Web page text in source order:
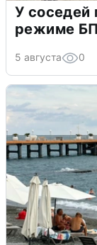
У соседей
режиме
5 августа 0